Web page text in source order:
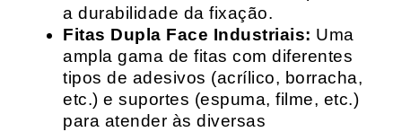
a durabilidade da fixação.
Fitas Dupla Face Industriais: Uma
ampla gama de fitas com diferentes
tipos de adesivos (acrílico, borracha,
etc.) e suportes (espuma, filme, etc.)
para atender às diversas